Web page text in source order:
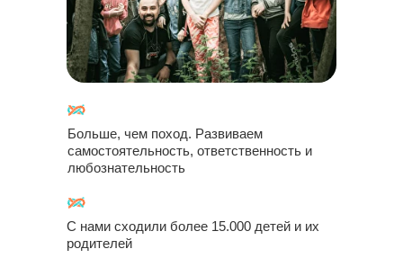
Больше, чем поход. Развиваем
самостоятельность, ответственность и
любознательность
С нами сходили более 15.000 детей и их
родителей